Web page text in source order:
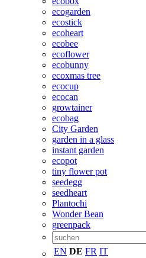
ecogarden
ecostick
ecoheart
ecobee
ecoflower
ecobunny
ecoxmas tree
ecocup
ecocan
growtainer
ecobag
City Garden
garden in a glass
instant garden
ecopot
tiny flower pot
seedegg
seedheart
Plantochi
Wonder Bean
greenpack
EN DE FR IT